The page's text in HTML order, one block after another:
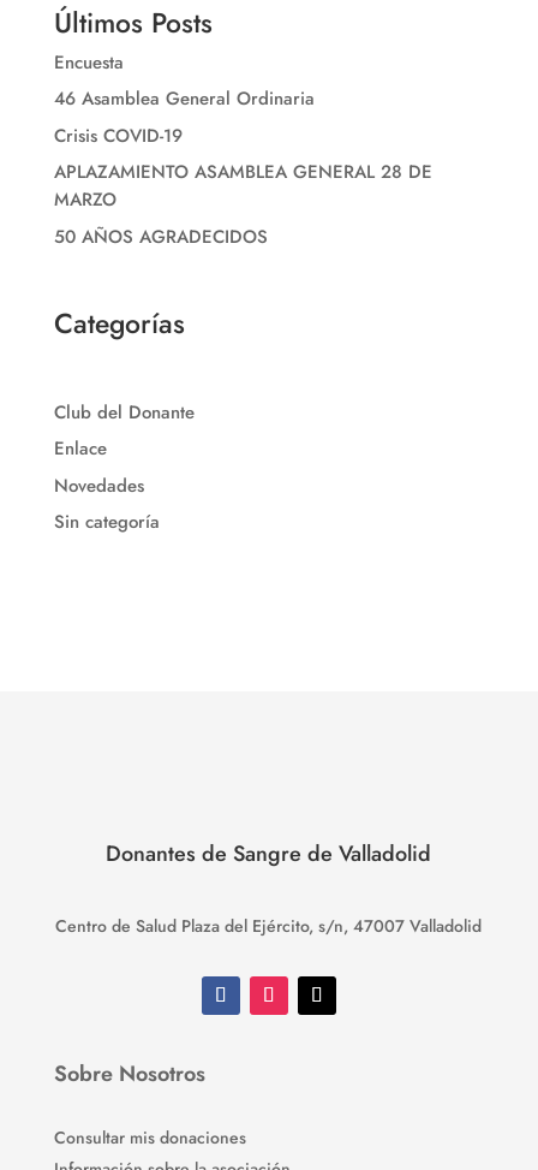
Últimos Posts
Encuesta
46 Asamblea General Ordinaria
Crisis COVID-19
APLAZAMIENTO ASAMBLEA GENERAL 28 DE
MARZO
50 AÑOS AGRADECIDOS
Categorías
Club del Donante
Enlace
Novedades
Sin categoría
Donantes de Sangre de Valladolid
Centro de Salud Plaza del Ejército, s/n, 47007 Valladolid
Sobre Nosotros
Consultar mis donaciones